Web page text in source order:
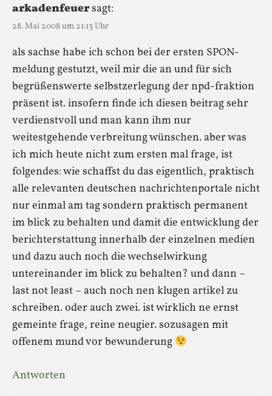
arkadenfeuersagt:
28. Mai 2008 um 21:13 Uhr
als sachse habe ich schon bei der ersten SPON-
meldung gestutzt, weil mir die an und für sich
begrüßenswerte selbstzerlegung der npd-fraktion
präsent ist. insofern finde ich diesen beitrag sehr
verdienstvoll und man kann ihm nur
weitestgehende verbreitung wünschen. aber was
ich mich heute nicht zum ersten mal frage, ist
folgendes: wie schaffst du das eigentlich, praktisch
alle relevanten deutschen nachrichtenportale nicht
nur einmal am tag sondern praktisch permanent
im blick zu behalten und damit die entwicklung der
berichterstattung innerhalb der einzelnen medien
und dazu auch noch die wechselwirkung
untereinander im blick zu behalten? und dann –
last not least – auch noch nen klugen artikel zu
schreiben. oder auch zwei. ist wirklich ne ernst
gemeinte frage, reine neugier. sozusagen mit
offenem mund vor bewunderung
Antworten